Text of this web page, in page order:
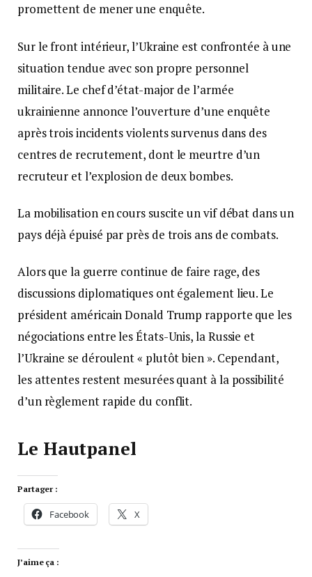
promettent de mener une enquête.
Sur le front intérieur, l’Ukraine est confrontée à une
situation tendue avec son propre personnel
militaire. Le chef d’état-major de l’armée
ukrainienne annonce l’ouverture d’une enquête
après trois incidents violents survenus dans des
centres de recrutement, dont le meurtre d’un
recruteur et l’explosion de deux bombes.
La mobilisation en cours suscite un vif débat dans un
pays déjà épuisé par près de trois ans de combats.
Alors que la guerre continue de faire rage, des
discussions diplomatiques ont également lieu. Le
président américain Donald Trump rapporte que les
négociations entre les États-Unis, la Russie et
l’Ukraine se déroulent « plutôt bien ». Cependant,
les attentes restent mesurées quant à la possibilité
d’un règlement rapide du conflit.
Le Hautpanel
Partager :
Facebook X
J’aime ça :